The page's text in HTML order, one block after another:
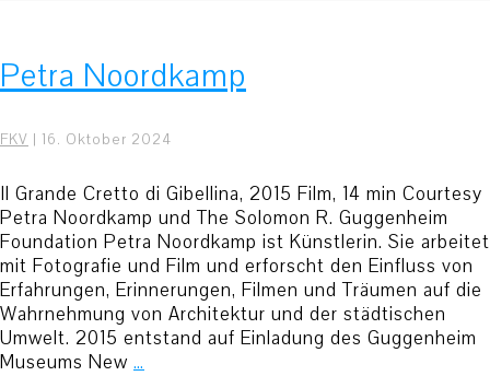
Petra Noordkamp
FKV | 16. Oktober 2024
Il Grande Cretto di Gibellina, 2015 Film, 14 min Courtesy
Petra Noordkamp und The Solomon R. Guggenheim
Foundation Petra Noordkamp ist Künstlerin. Sie arbeitet
mit Fotografie und Film und erforscht den Einfluss von
Erfahrungen, Erinnerungen, Filmen und Träumen auf die
Wahrnehmung von Architektur und der städtischen
Umwelt. 2015 entstand auf Einladung des Guggenheim
Museums New …